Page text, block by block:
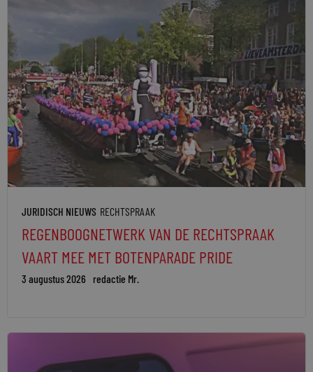
JURIDISCH NIEUWS RECHTSPRAAK
REGENBOOGNETWERK VAN DE RECHTSPRAAK
VAART MEE MET BOTENPARADE PRIDE
3 augustus 2026 redactie Mr.